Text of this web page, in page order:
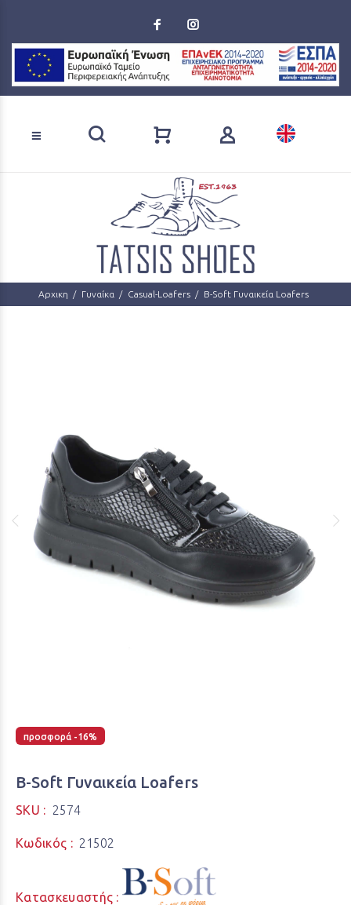
Αρχικη Γυναίκα Casual-Loafers B-Soft Γυναικεία Loafers
προσφορά -16%
B-Soft Γυναικεία Loafers
SKU : 2574
Κωδικός : 21502
Κατασκευαστής :